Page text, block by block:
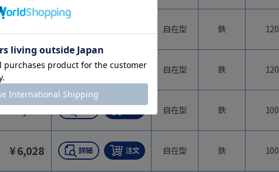
¥4,213
¥5,027
¥6,028
自在型 鉄 120
自在型 鉄 120
自在型 鉄 100
自在型 鉄 100